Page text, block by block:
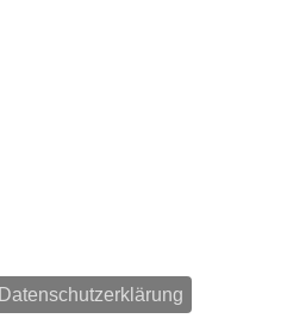
Datenschutzerklärung